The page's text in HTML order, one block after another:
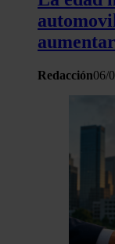
Redacción06/